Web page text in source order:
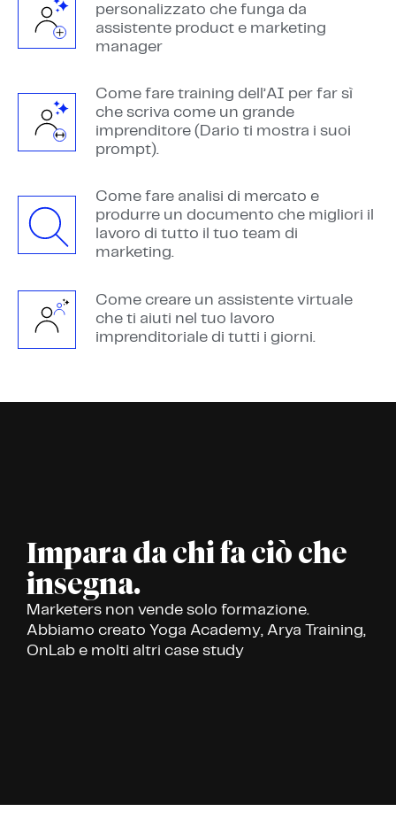
personalizzato che funga da
assistente product e marketing
manager
Come fare training dell’AI per far sì
che scriva come un grande
imprenditore (Dario ti mostra i suoi
prompt).
Come fare analisi di mercato e
produrre un documento che migliori il
lavoro di tutto il tuo team di
marketing.
Come creare un assistente virtuale
che ti aiuti nel tuo lavoro
imprenditoriale di tutti i giorni.
Impara da chi fa ciò che
insegna.
Marketers non vende solo formazione.
Abbiamo creato Yoga Academy, Arya Training,
OnLab e molti altri case study